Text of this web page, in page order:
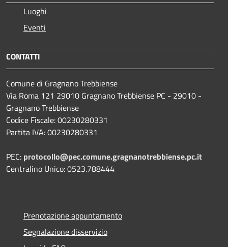
Luoghi
Eventi
CONTATTI
Comune di Gragnano Trebbiense
Via Roma 121 29010 Gragnano Trebbiense PC - 29010 -
Gragnano Trebbiense
Codice Fiscale: 00230280331
Partita IVA: 00230280331
PEC: protocollo@pec.comune.gragnanotrebbiense.pc.it
Centralino Unico: 0523.788444
Prenotazione appuntamento
Segnalazione disservizio